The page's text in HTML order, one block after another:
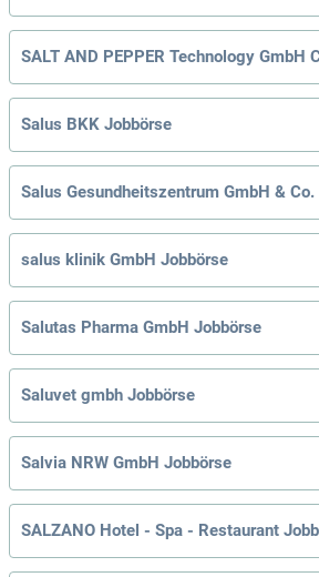
SALT AND PEPPER Technology GmbH
Salus BKK Jobbörse
Salus Gesundheitszentrum GmbH & Co.
salus klinik GmbH Jobbörse
Salutas Pharma GmbH Jobbörse
Saluvet gmbh Jobbörse
Salvia NRW GmbH Jobbörse
SALZANO Hotel - Spa - Restaurant